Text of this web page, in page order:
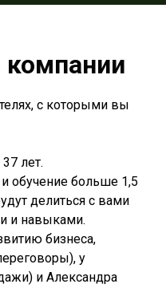
компании
с которыми вы
лет.
обучение больше 1,5
делиться с вами
и навыками.
бизнеса,
у
и Александра